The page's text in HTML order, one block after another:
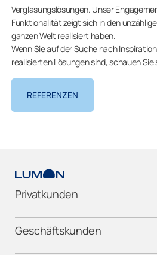
Verglasungslösungen. Unser
Funktionalität zeigt sich in den
ganzen Welt realisiert haben.
Wenn Sie auf der Suche nach
realisierten Lösungen sind, schauen
REFERENZEN
Privatkunden
Geschäftskunden